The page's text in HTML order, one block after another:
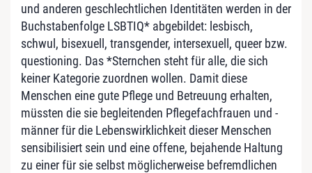
und anderen geschlechtlichen Identitäten werden in der
Buchstabenfolge LSBTIQ* abgebildet: lesbisch,
schwul, bisexuell, transgender, intersexuell, queer bzw.
questioning. Das *Sternchen steht für alle, die sich
keiner Kategorie zuordnen wollen. Damit diese
Menschen eine gute Pflege und Betreuung erhalten,
müssten die sie begleitenden Pflegefachfrauen und -
männer für die Lebenswirklichkeit dieser Menschen
sensibilisiert sein und eine offene, bejahende Haltung
zu einer für sie selbst möglicherweise befremdlichen